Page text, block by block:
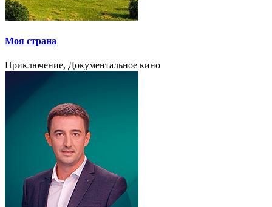
Моя страна
Приключение, Документальное кино